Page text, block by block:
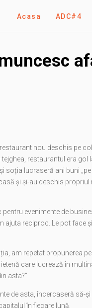
Acasa ADC#4
nou deschis pe
restaurantul era gol
soția lucraseră ani buni
și și-au deschis propriul
evenimente de
ajuta reciproc. Le pot face
am repetat propunerea
care lucrează în
asta?”
de asta, încercaseră să-și
în fiecare lună.